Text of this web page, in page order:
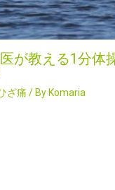
医が教える1
ざ痛 / By Komaria